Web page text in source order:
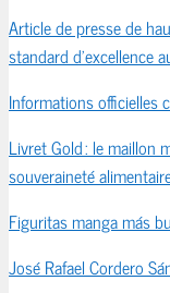
Article de presse de
standard d’excellence
Informations officielles
Livret Gold : le maillon
souveraineté
Figuritas manga más
José Rafael Cordero